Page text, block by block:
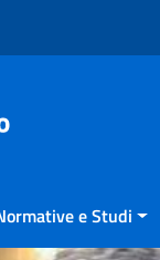
e Studi